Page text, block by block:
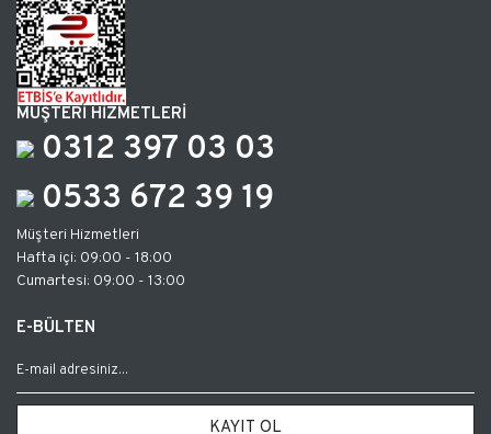
MÜŞTERİ HİZMETLERİ
0312 397 03 03
0533 672 39 19
Müşteri Hizmetleri
Hafta içi: 09:00 - 18:00
Cumartesi: 09:00 - 13:00
E-BÜLTEN
KAYIT OL